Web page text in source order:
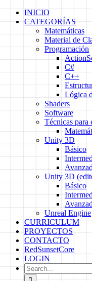
Skip
INICIO
CATEGORÍAS
Matemáticas
Material de
Programación
C#
C++
Lógica
Shaders
Software
Técnicas para
Unity 3D
Básico
Unity 3D
Básico
Unreal Engine
CURRICULUM
PROYECTOS
CONTACTO
RedSunsetCore
LOGIN
Search
for: